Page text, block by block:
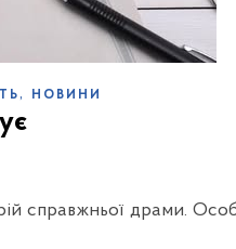
, НОВИНИ
справжньої драми.